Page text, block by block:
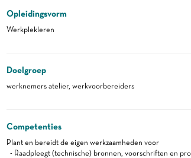
Opleidingsvorm
Werkplekleren
Doelgroep
werknemers atelier, werkvoorbereiders
Competenties
Plant en bereidt de eigen werkzaamheden voor
- Raadpleegt (technische) bronnen, voorschriften en